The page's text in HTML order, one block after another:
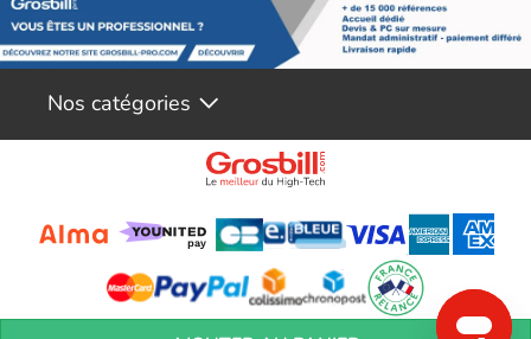
Liste d'avantages :
Nos catégories